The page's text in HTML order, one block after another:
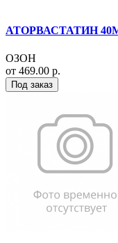
АТОРВАСТАТИН
ОЗОН
от 469.00 р.
Под заказ